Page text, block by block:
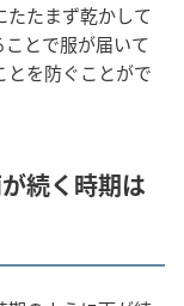
たたまず乾かして
とで服が届いて
とを防ぐことがで
続く時期は